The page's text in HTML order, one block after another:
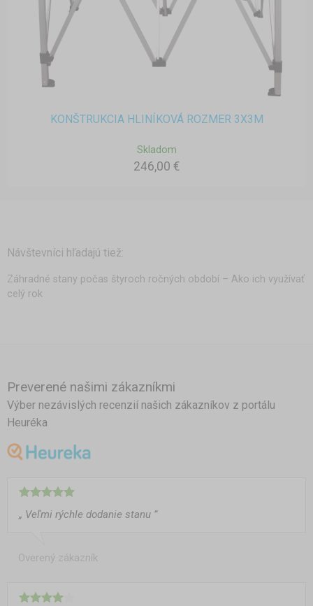
KONŠTRUKCIA HLINÍKOVÁ ROZMER 3X3M
Skladom
246,00 €
Návštevníci hľadajú tiež:
Záhradné stany počas štyroch ročných období – Ako ich využívať
celý rok
Preverené našimi zákazníkmi
Výber nezávislých recenzií našich zákazníkov z portálu
Heuréka
„ Veľmi rýchle dodanie stanu ”
Overený zákazník